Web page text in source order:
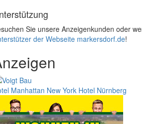
Sie unsere Anzeigenkunden oder
der Webseite markersdorf.de!
Manhattan New York Hotel Nürnberg